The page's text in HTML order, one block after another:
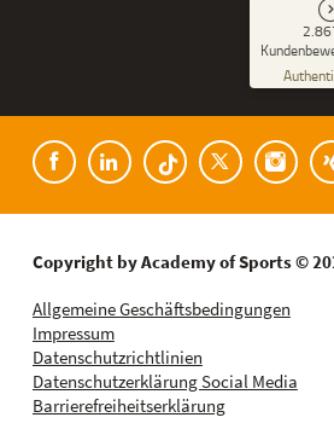
4,53
2.685
Bewertungen von
8
Copyright by Academy of Sports ©
Allgemeine Geschäftsbedingungen
Impressum
Datenschutzrichtlinien
Datenschutzerklärung Social Media
Barrierefreiheitserklärung